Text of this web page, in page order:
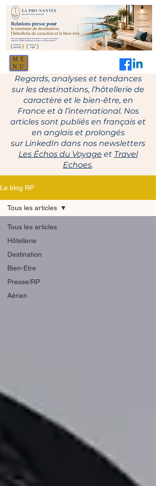
ME
NU
Regards, analyses et tendances
sur les destinations, l’hôtellerie de
caractère et le bien-être, en
France et à l’international. Nos
articles sont publiés en français et
en anglais et prolongés
sur LinkedIn dans nos newsletters
Les Échos du Voyage et Travel
Echoes.
Le blog RP
Tous les articles
Hôtellerie
Destination
Bien-Etre
Presse/RP
Aérien
Tous les articles